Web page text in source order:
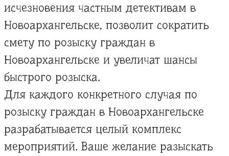
исчезновения частным детективам в
Новоархангельске, позволит сократить
смету по розыску граждан в
Новоархангельске и увеличат шансы
быстрого розыска.
Для каждого конкретного случая по
розыску граждан в Новоархангельске
разрабатывается целый комплекс
мероприятий. Ваше желание разыскать